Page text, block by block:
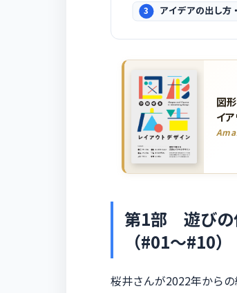
3 アイデアの出し方
図
イ
第1部 遊びの
（#01〜#10）
桜井さんが2022年から